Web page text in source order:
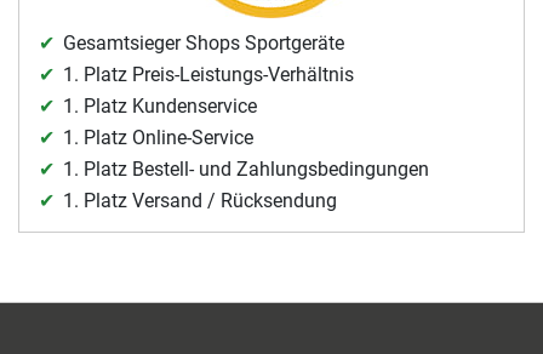
Gesamtsieger Shops Sportgeräte
1. Platz Preis-Leistungs-Verhältnis
1. Platz Kundenservice
1. Platz Online-Service
1. Platz Bestell- und Zahlungsbedingungen
1. Platz Versand / Rücksendung